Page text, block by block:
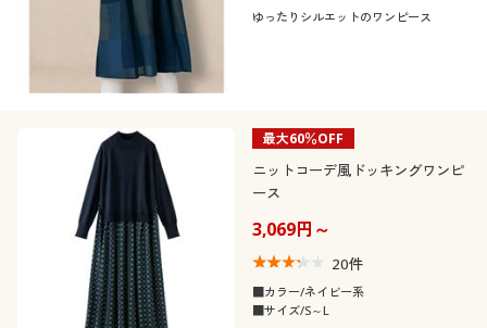
ゆったりシルエットのワンピース
最大60％OFF
ニットコーデ風ドッキングワンピ
ース
3,069円～
20件
■カラー/ネイビー系
■サイズ/S～L